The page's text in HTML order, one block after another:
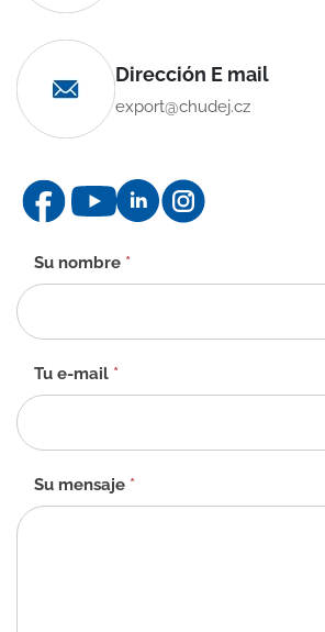
Dirección E mail
export@chudej.cz
Formulario
de
contacto
-
Su nombre *
Tu e-mail *
Su mensaje *